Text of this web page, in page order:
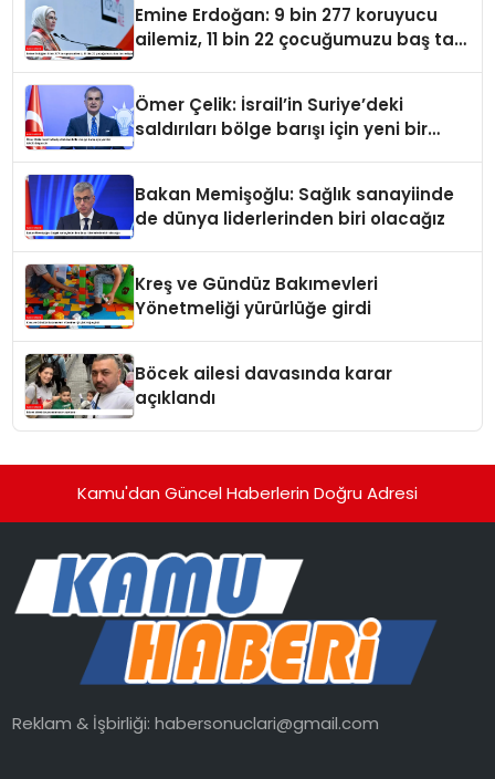
Emine Erdoğan: 9 bin 277 koruyucu
ailemiz, 11 bin 22 çocuğumuzu baş tacı
Ömer Çelik: İsrail’in Suriye’deki
saldırıları bölge barışı için yeni bir
Bakan Memişoğlu: Sağlık sanayiinde
de dünya liderlerinden biri olacağız
Kreş ve Gündüz Bakımevleri
Yönetmeliği yürürlüğe girdi
Böcek ailesi davasında karar
açıklandı
Kamu'dan Güncel Haberlerin Doğru Adresi
Reklam & İşbirliği:habersonuclari@gmail.com